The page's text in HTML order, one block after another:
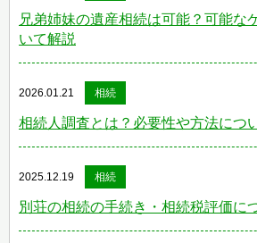
兄弟姉妹の遺産相続は可能？可能な
いて解説
2026.01.21 相続
相続人調査とは？必要性や方法につ
2025.12.19 相続
別荘の相続の手続き・相続税評価に